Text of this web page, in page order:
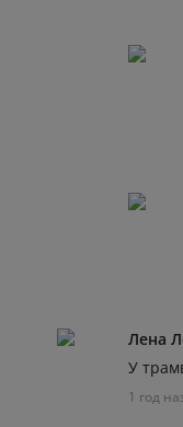
Лена
У
1 год